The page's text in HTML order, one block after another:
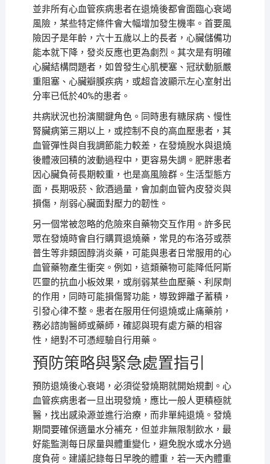
並非所有心血管疾病患者在退燒後都會面臨心衰竭
風險，某些特定條件會大幅增加發生機率。首要風
險因子是年齡，六十五歲以上的長者，心臟儲備功
能本就下降，發炎反應也更為劇烈。其次是有明確
心臟結構問題者，如曾發生心肌梗塞、冠狀動脈嚴
重阻塞、心臟瓣膜疾病，或超音波顯示左心室射出
分率已低於40%的患者。
共病狀況也扮演關鍵角色。同時患有糖尿病、慢性
腎臟病第三期以上，或控制不良的高血壓患者，其
血管彈性與自我調節能力較差，在發燒脫水與退燒
後體液回積的波動過程中，更容易失調。肥胖患者
因心臟負荷長期較重，也是高風險群。生活型態方
面，長期吸菸、飲酒過量，會加劇血管內皮發炎與
損傷，削弱心臟面對壓力的韌性。
另一個常被忽略的危險來自藥物交互作用。許多民
眾在發燒時會自行購買退燒藥，常見的布洛芬或萘
普生等非類固醇消炎藥，可能與患者日常服用的心
血管藥物產生衝突。例如，這類藥物可能降低阿斯
匹靈的抗血小板效果，或削弱某些血壓藥、利尿劑
的作用，同時可能損傷腎功能，導致鉀離子蓄積，
引發心律不整。患者在服用任何退燒或止痛藥前，
務必諮詢醫師或藥師，確認與現有處方藥的相容
性，絕對不可憑經驗自行用藥。
預防策略與緊急處置指引
預防退燒後心衰竭，必須從發燒期就開始規劃。心
血管疾病患者一旦出現發燒，應比一般人更積極就
醫，找出感染源並進行治療，而非單純退燒。發燒
期間要確保適量水分補充，但並非無限制飲水，最
好能監測每日尿量與體重變化，避免脫水或水分過
度負荷。建議記錄每日早晚的體重，若一天內體重